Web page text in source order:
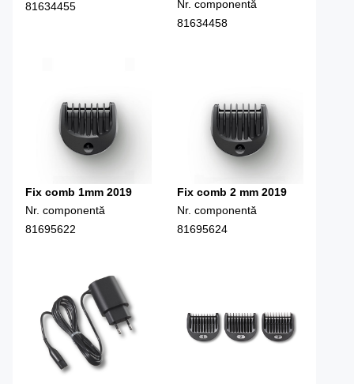
81634455
Nr. componentă
81634458
Fix comb 1mm 2019
Nr. componentă
81695622
Fix comb 2 mm 2019
Nr. componentă
81695624